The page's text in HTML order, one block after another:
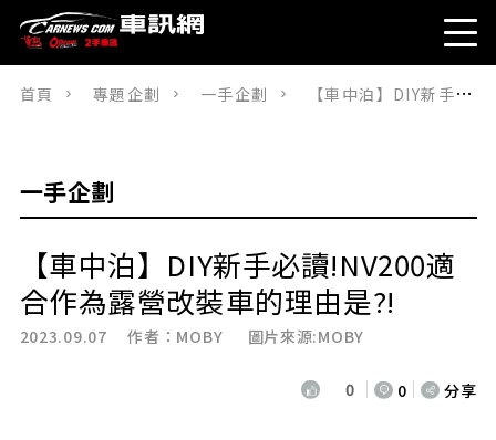
首頁 專題企劃 一手企劃 【車中泊】DIY新手必讀!NV200適合作為露營改裝車的理由是?!
一手企劃
【車中泊】DIY新手必讀!NV200適
合作為露營改裝車的理由是?!
2023.09.07 作者： MOBY 圖片來源:MOBY
0 0 分享